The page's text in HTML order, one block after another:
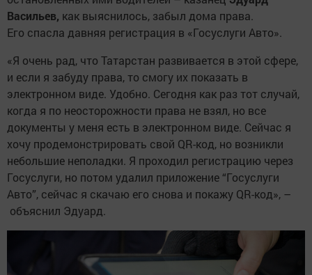
Васильев, как выяснилось, забыл дома права.
Его спасла давняя регистрация в «Госуслуги Авто».
«Я очень рад, что Татарстан развивается в этой сфере,
и если я забуду права, то смогу их показать в
электронном виде. Удобно. Сегодня как раз тот случай,
когда я по неосторожности права не взял, но все
документы у меня есть в электронном виде. Сейчас я
хочу продемонстрировать свой QR-код, но возникли
небольшие неполадки. Я проходил регистрацию через
Госуслуги, но потом удалил приложение “Госуслуги
Авто”, сейчас я скачаю его снова и покажу QR-код», –
объяснил Эдуард.